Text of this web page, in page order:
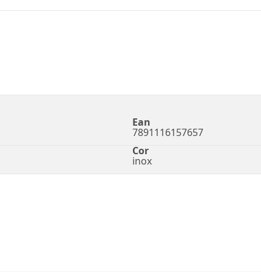
Ean
7891116157657
Cor
inox